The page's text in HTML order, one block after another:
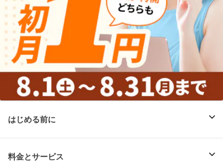
はじめる前に
料金とサービス